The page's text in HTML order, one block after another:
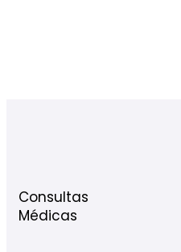
Consultas
Médicas